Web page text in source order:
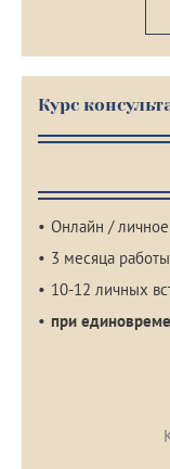
Курс
Онлайн / личное
3 месяца
10-12 личных
при